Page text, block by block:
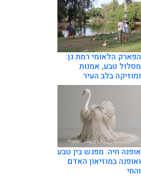
הפארק הלאומי רמת גן:
מסלול טבע, אמנות
ומוזיקה בלב העיר
אופנה חיה: מפגש בין טבע
ואופנה במוזיאון האדם
והחי